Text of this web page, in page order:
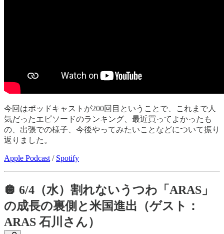
今回はポッドキャストが200回目ということで、これまで人
気だったエピソードのランキング、最近買ってよかったも
の、出張での様子、今後やってみたいことなどについて振り
返りました。
Apple Podcast / Spotify
🪩 6/4（水）割れないうつわ「ARAS」
の成長の裏側と米国進出（ゲスト：
ARAS 石川さん）